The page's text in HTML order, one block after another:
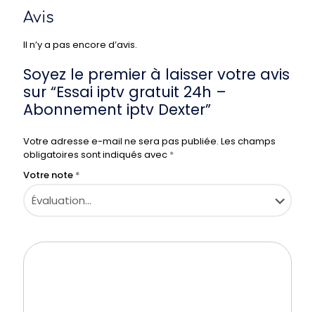
Avis
Il n’y a pas encore d’avis.
Soyez le premier à laisser votre avis
sur “Essai iptv gratuit 24h –
Abonnement iptv Dexter”
Votre adresse e-mail ne sera pas publiée. Les champs
obligatoires sont indiqués avec *
Votre note *